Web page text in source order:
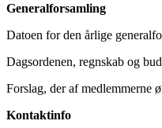
Generalforsamling
Datoen for den årlige
Dagsordenen, regnskab og
Forslag, der af medlemmerne
Kontaktinfo